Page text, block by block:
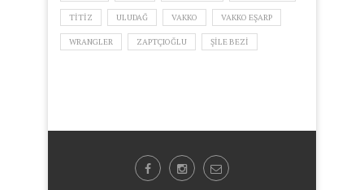
TITIZ ULUDAĞ VAKKO VAKKO EŞARP
WRANGLER ZAPTÇIOĞLU ŞILE BEZI